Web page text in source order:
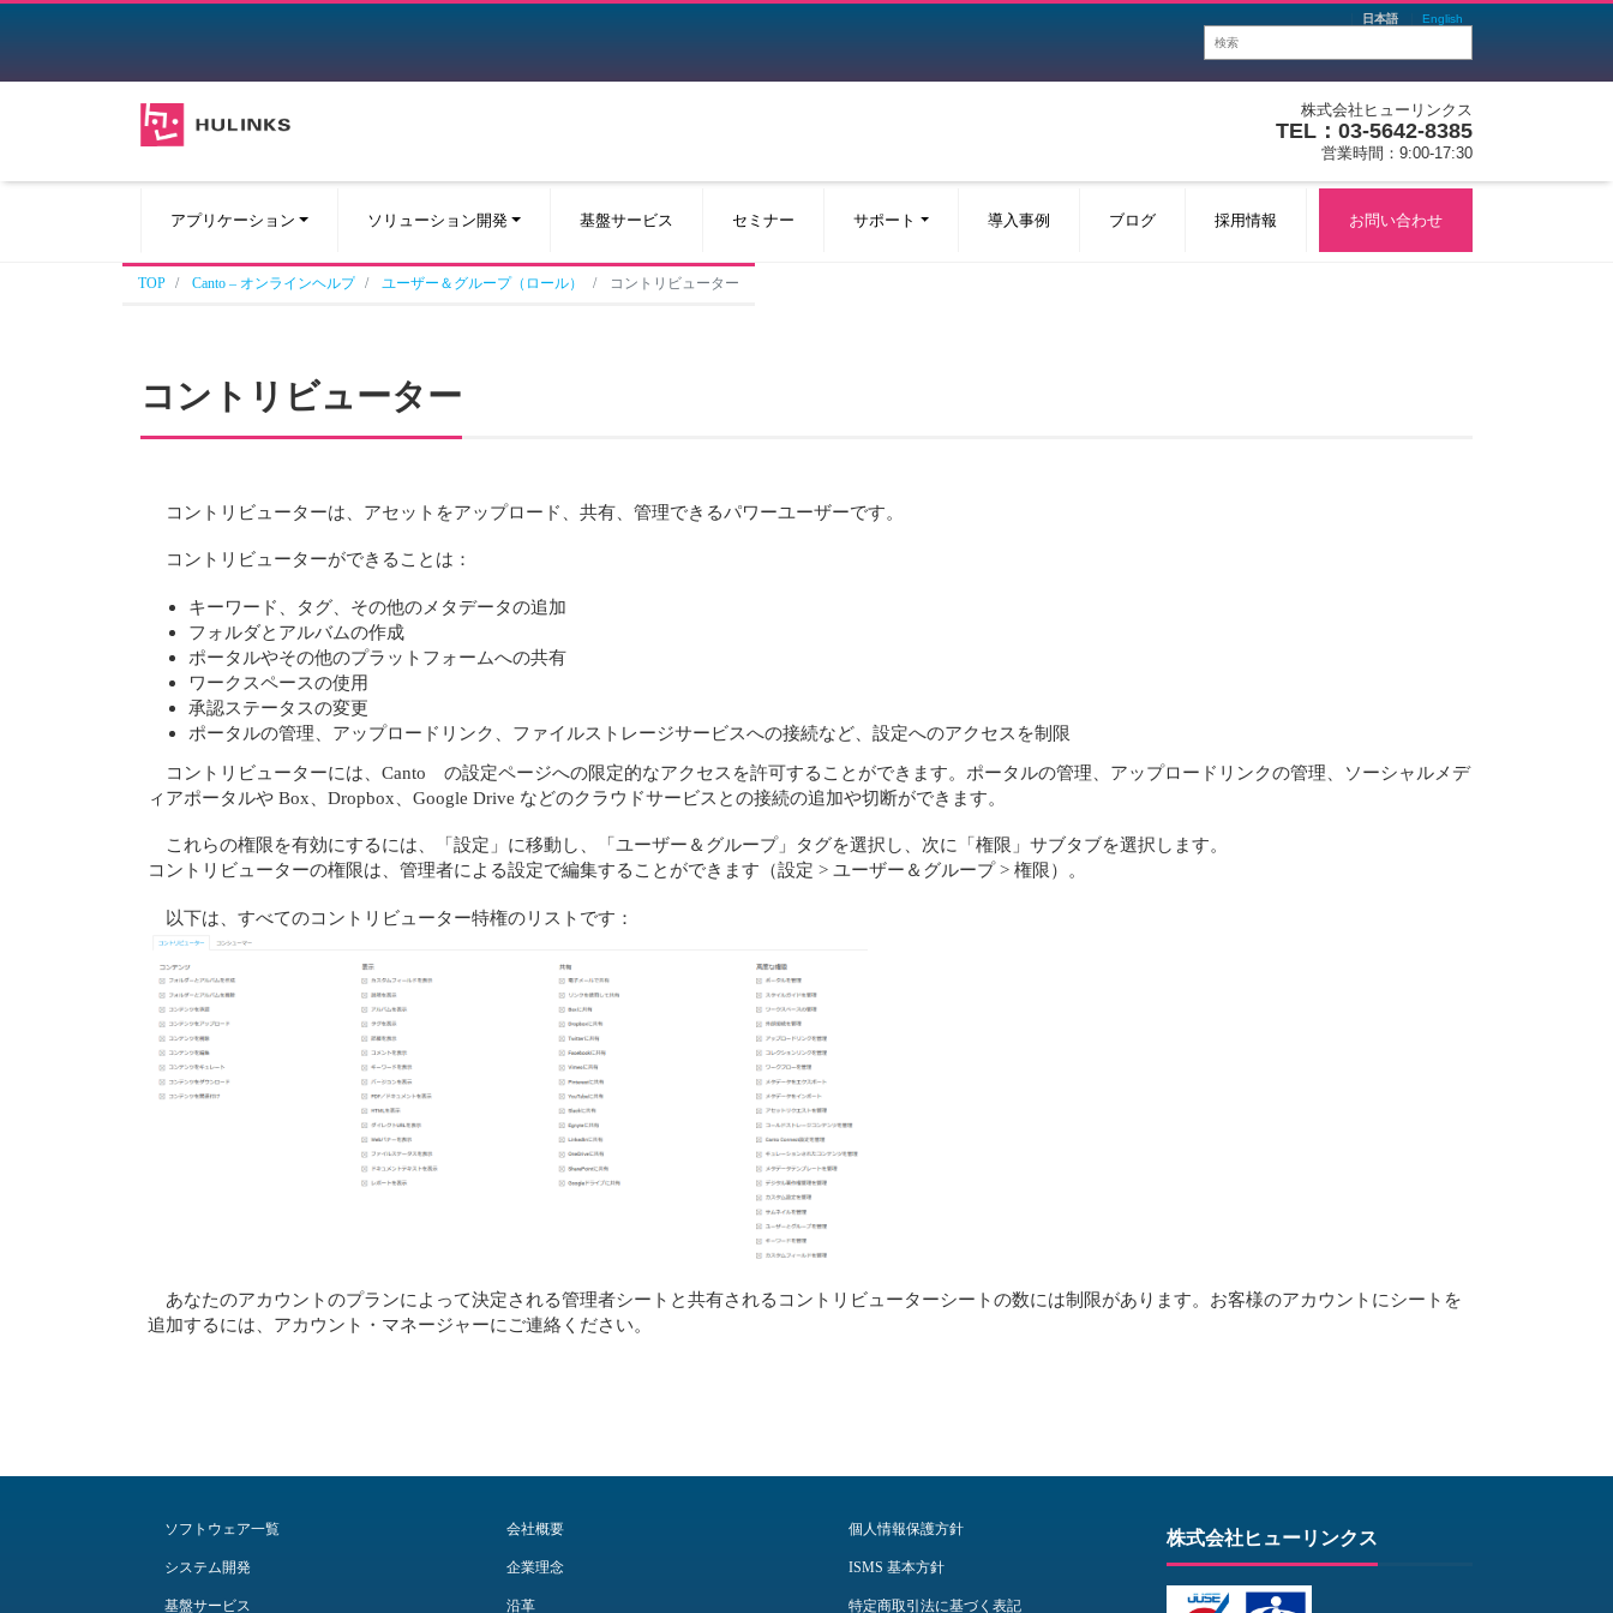
日本語 English
株式会社ヒューリンクス
TEL：03-5642-8385
営業時間：9:00-17:30
アプリケーション ソリューション開発 基盤サービス セミナー サポート 導入事例 ブログ 採用情報 お問い合わせ
TOP Canto – オンラインヘルプ ユーザー＆グループ（ロール） コントリビューター
コントリビューター
コントリビューターは、アセットをアップロード、共有、管理できるパワーユーザーです。
コントリビューターができることは：
キーワード、タグ、その他のメタデータの追加
フォルダとアルバムの作成
ポータルやその他のプラットフォームへの共有
ワークスペースの使用
承認ステータスの変更
ポータルの管理、アップロードリンク、ファイルストレージサービスへの接続など、設定へのアクセスを制限
コントリビューターには、Canto の設定ページへの限定的なアクセスを許可することができます。ポータルの管理、アップロードリンクの管理、ソーシャルメデ
ィアポータルや Box、Dropbox、Google Drive などのクラウドサービスとの接続の追加や切断ができます。
これらの権限を有効にするには、「設定」に移動し、「ユーザー＆グループ」タグを選択し、次に「権限」サブタブを選択します。
コントリビューターの権限は、管理者による設定で編集することができます（設定 > ユーザー＆グループ > 権限）。
以下は、すべてのコントリビューター特権のリストです：
あなたのアカウントのプランによって決定される管理者シートと共有されるコントリビューターシートの数には制限があります。お客様のアカウントにシートを
追加するには、アカウント・マネージャーにご連絡ください。
ソフトウェア一覧
システム開発
基盤サービス
会社概要
企業理念
沿革
個人情報保護方針
ISMS 基本方針
特定商取引法に基づく表記
株式会社ヒューリンクス